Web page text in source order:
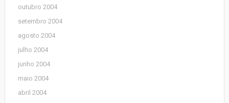
outubro 2004
setembro 2004
agosto 2004
julho 2004
junho 2004
maio 2004
abril 2004